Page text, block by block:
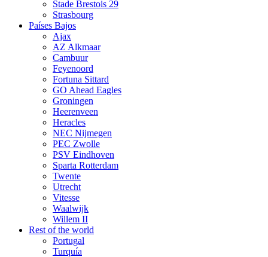
Stade Brestois 29
Strasbourg
Países Bajos
Ajax
AZ Alkmaar
Cambuur
Feyenoord
Fortuna Sittard
GO Ahead Eagles
Groningen
Heerenveen
Heracles
NEC Nijmegen
PEC Zwolle
PSV Eindhoven
Sparta Rotterdam
Twente
Utrecht
Vitesse
Waalwijk
Willem II
Rest of the world
Portugal
Turquía